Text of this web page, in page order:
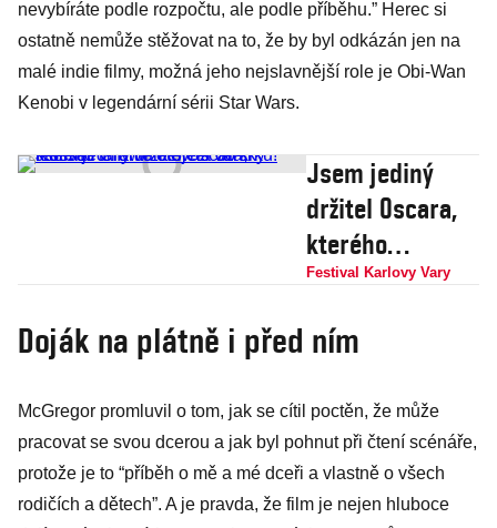
nevybíráte podle rozpočtu, ale podle příběhu.” Herec si
ostatně nemůže stěžovat na to, že by byl odkázán jen na
malé indie filmy, možná jeho nejslavnější role je Obi-Wan
Kenobi v legendární sérii Star Wars.
Jsem jediný
držitel Oscara,
kterého
tarantule ojela
Crowe otevřel
Festival Karlovy Vary
Doják na plátně i před ním
McGregor promluvil o tom, jak se cítil poctěn, že může
pracovat se svou dcerou a jak byl pohnut při čtení scénáře,
protože je to “příběh o mě a mé dceři a vlastně o všech
rodičích a dětech”. A je pravda, že film je nejen hluboce